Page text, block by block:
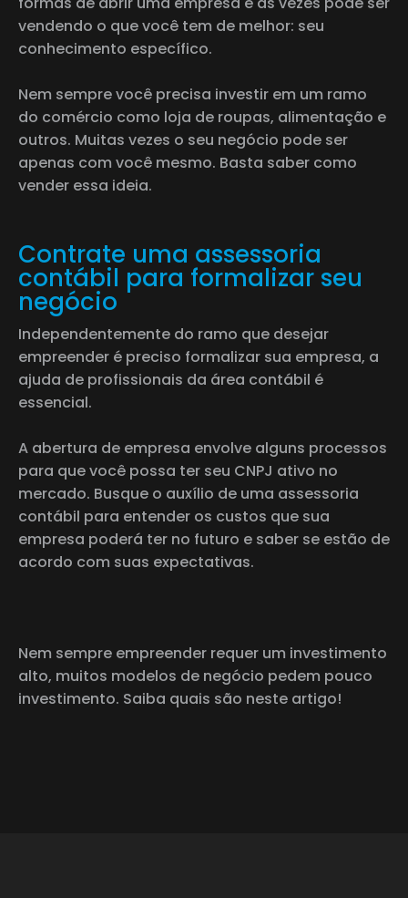
vendendo o que você tem de melhor: seu
conhecimento específico.
Nem sempre você precisa investir em um ramo
do comércio como loja de roupas, alimentação e
outros. Muitas vezes o seu negócio pode ser
apenas com você mesmo. Basta saber como
vender essa ideia.
Contrate uma assessoria
contábil para formalizar seu
negócio
Independentemente do ramo que desejar
empreender é preciso formalizar sua empresa, a
ajuda de profissionais da área contábil é
essencial.
A abertura de empresa envolve alguns processos
para que você possa ter seu CNPJ ativo no
mercado. Busque o auxílio de uma assessoria
contábil para entender os custos que sua
empresa poderá ter no futuro e saber se estão de
acordo com suas expectativas.
Nem sempre empreender requer um investimento
alto, muitos modelos de negócio pedem pouco
investimento. Saiba quais são neste artigo!